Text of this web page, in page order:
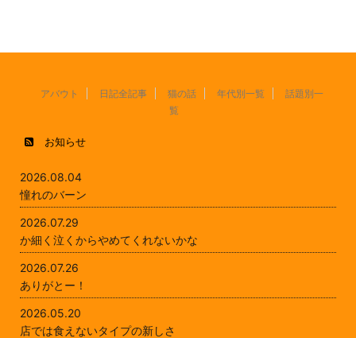
アバウト 日記全記事 猫の話 年代別一覧
話題別一
覧
お知らせ
2026.08.04
憧れのバーン
2026.07.29
か細く泣くからやめてくれないかな
2026.07.26
ありがとー！
2026.05.20
店では食えないタイプの新しさ